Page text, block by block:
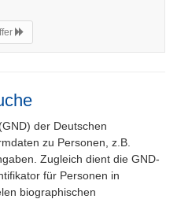
der Deutschen
zu Personen, z.B.
Zugleich dient die GND-
für Personen in
biographischen